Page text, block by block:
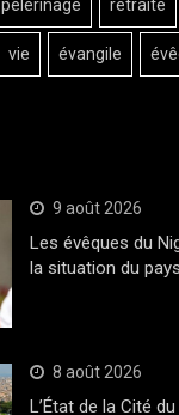
pèlerinage retraite
vie évangile
9 août 2026
Les évêques du
la situation du pays
8 août 2026
L’État de la Cité